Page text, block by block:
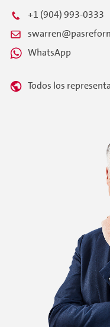
+1 (904) 993-0333
WhatsApp
Todos los